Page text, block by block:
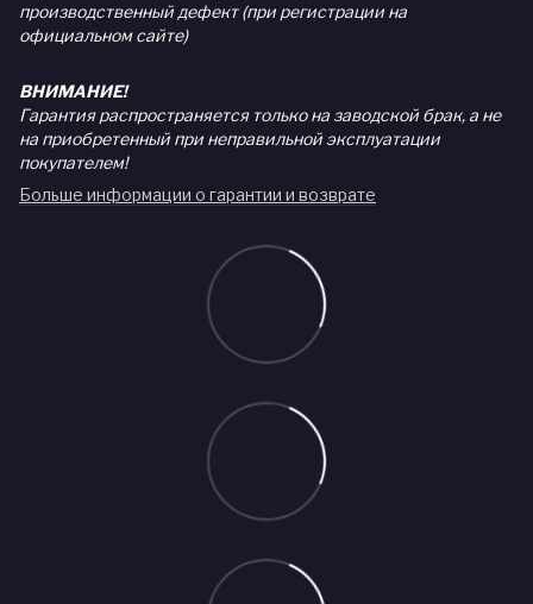
производственный дефект (при регистрации на
официальном сайте)
ВНИМАНИЕ!
Гарантия распространяется только на заводской брак, а не
на приобретенный при неправильной эксплуатации
покупателем!
Больше информации о гарантии и возврате